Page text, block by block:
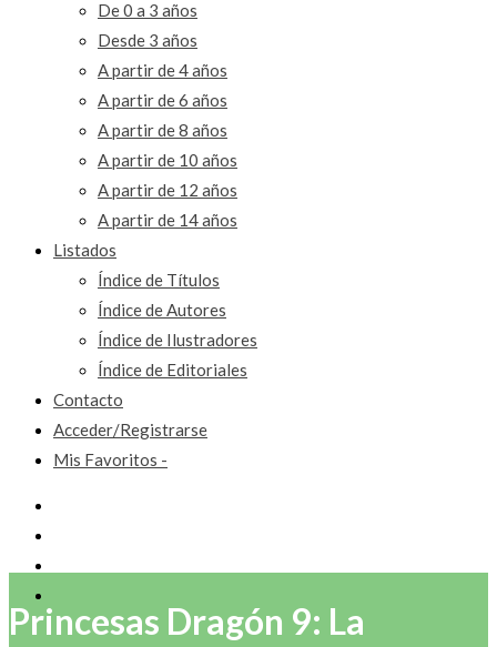
De 0 a 3 años
Desde 3 años
A partir de 4 años
A partir de 6 años
A partir de 8 años
A partir de 10 años
A partir de 12 años
A partir de 14 años
Listados
Índice de Títulos
Índice de Autores
Índice de Ilustradores
Índice de Editoriales
Contacto
Acceder/Registrarse
Mis Favoritos -
Princesas Dragón 9: La